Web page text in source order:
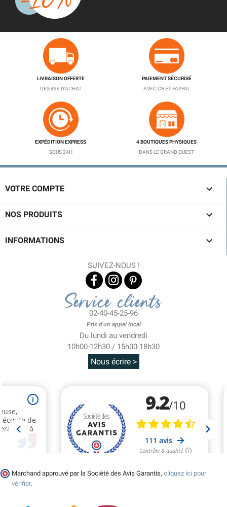
LIVRAISON OFFERTE
DÈS 49€ D'ACHAT
PAIEMENT SÉCURISÉ
AVEC CB ET PAYPAL
EXPÉDITION EXPRESS
SOUS 24H
4 BOUTIQUES PHYSIQUES
DANS LE GRAND OUEST
VOTRE COMPTE 
NOS PRODUITS 
INFORMATIONS 
SUIVEZ-NOUS !
Service clients
02-40-45-25-96
Prix d'un appel local
Du lundi au vendredi
10h00-12h30 / 15h00-18h30
Nous écrire >
Marchand approuvé par la Société des Avis Garantis, cliquez ici pour
vérifier.